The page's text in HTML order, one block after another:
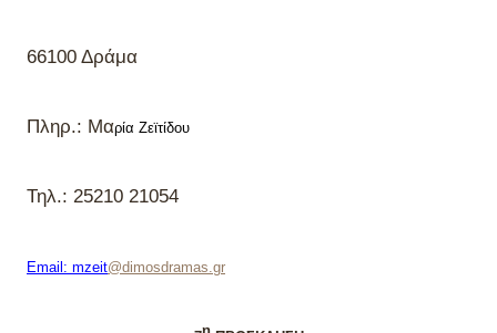
66100 Δράμα
Πληρ.: Μαρία Ζεϊτίδου
Τηλ.: 25210 21054
Email : mzeit@dimosdramas.gr